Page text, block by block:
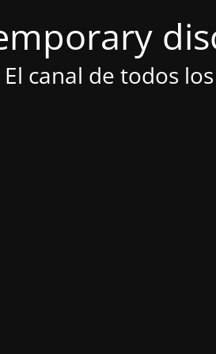
El canal de todos